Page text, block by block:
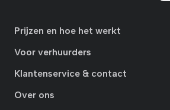
Prijzen en hoe het werkt
Voor verhuurders
Klantenservice & contact
Over ons